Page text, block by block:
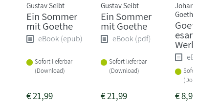
Gustav Seibt
Ein Sommer
mit Goethe
eBook (epub)
Sofort lieferbar
(Download)
€21,99
Gustav Seibt
Ein Sommer
mit Goethe
eBook (pdf)
Sofort lieferbar
(Download)
€21,99
Johann
Goethe
Werke
eBook
Sofort
(Download)
€8,99